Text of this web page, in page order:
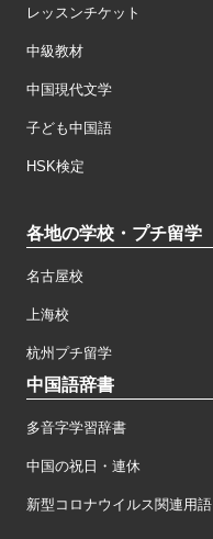
レッスンチケット
中級教材
中国現代文学
子ども中国語
HSK検定
各地の学校・プチ留学
名古屋校
上海校
杭州プチ留学
中国語辞書
多音字学習辞書
中国の祝日・連休
新型コロナウイルス関連用語